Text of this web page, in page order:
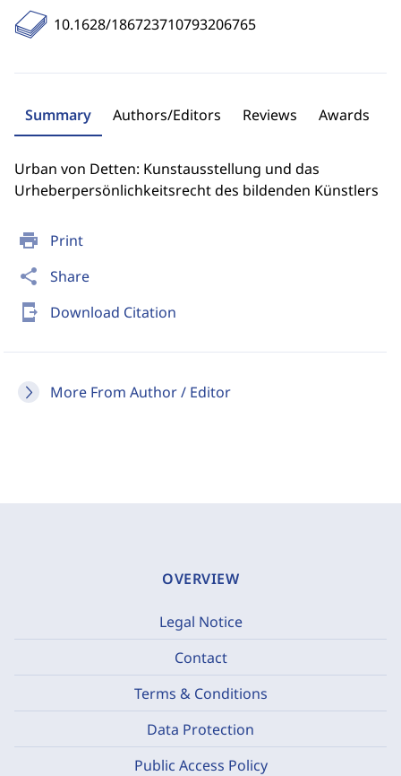
print Print
share Share
send_to_mobile Download Citation
More From Author / Editor
10.1628/186723710793206765
Summary Authors/Editors Reviews Awards
Urban von Detten: Kunstausstellung und das
Urheberpersönlichkeitsrecht des bildenden Künstlers
OVERVIEW
Legal Notice
Contact
Terms & Conditions
Data Protection
Public Access Policy